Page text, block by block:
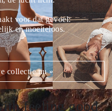
voor dat gevoel:
en moeiteloos.
collectie nu »
feeling good